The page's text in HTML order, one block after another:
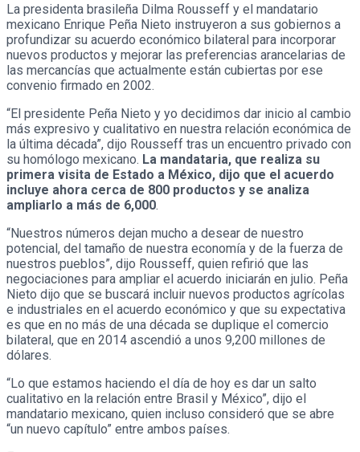
La presidenta brasileña Dilma Rousseff y el mandatario
mexicano Enrique Peña Nieto instruyeron a sus gobiernos a
profundizar su acuerdo económico bilateral para incorporar
nuevos productos y mejorar las preferencias arancelarias de
las mercancías que actualmente están cubiertas por ese
convenio firmado en 2002.
“El presidente Peña Nieto y yo decidimos dar inicio al cambio
más expresivo y cualitativo en nuestra relación económica de
la última década”, dijo Rousseff tras un encuentro privado con
su homólogo mexicano. La mandataria, que realiza su
primera visita de Estado a México, dijo que el acuerdo
incluye ahora cerca de 800 productos y se analiza
ampliarlo a más de 6,000.
“Nuestros números dejan mucho a desear de nuestro
potencial, del tamaño de nuestra economía y de la fuerza de
nuestros pueblos”, dijo Rousseff, quien refirió que las
negociaciones para ampliar el acuerdo iniciarán en julio. Peña
Nieto dijo que se buscará incluir nuevos productos agrícolas
e industriales en el acuerdo económico y que su expectativa
es que en no más de una década se duplique el comercio
bilateral, que en 2014 ascendió a unos 9,200 millones de
dólares.
“Lo que estamos haciendo el día de hoy es dar un salto
cualitativo en la relación entre Brasil y México”, dijo el
mandatario mexicano, quien incluso consideró que se abre
“un nuevo capítulo” entre ambos países.